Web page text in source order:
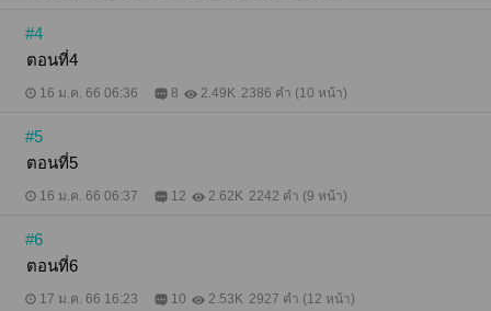
#4
ตอนที่4
16 ม.ค. 66 06:36 8 2.49K 2386 คำ (10 หน้า)
#5
ตอนที่5
16 ม.ค. 66 06:37 12 2.62K 2242 คำ (9 หน้า)
#6
ตอนที่6
17 ม.ค. 66 16:23 10 2.53K 2927 คำ (12 หน้า)